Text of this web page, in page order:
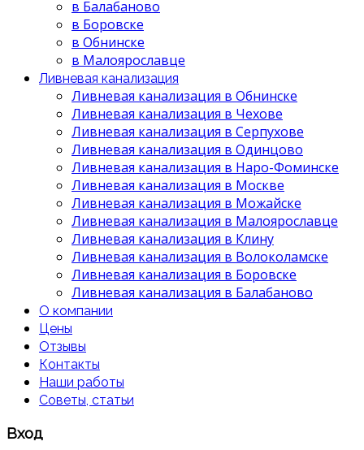
в Балабаново
в Боровске
в Обнинске
в Малоярославце
Ливневая канализация
Ливневая канализация в Обнинске
Ливневая канализация в Чехове
Ливневая канализация в Серпухове
Ливневая канализация в Одинцово
Ливневая канализация в Наро-Фоминске
Ливневая канализация в Москве
Ливневая канализация в Можайске
Ливневая канализация в Малоярославце
Ливневая канализация в Клину
Ливневая канализация в Волоколамске
Ливневая канализация в Боровске
Ливневая канализация в Балабаново
О компании
Цены
Отзывы
Контакты
Наши работы
Советы, статьи
Вход